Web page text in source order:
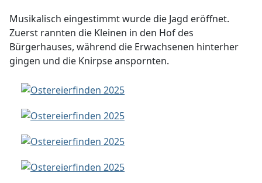
Musikalisch eingestimmt wurde die Jagd eröffnet.
Zuerst rannten die Kleinen in den Hof des
Bürgerhauses, während die Erwachsenen hinterher
gingen und die Knirpse anspornten.